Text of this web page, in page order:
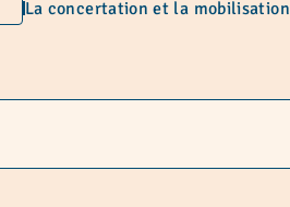
La concertation et la mobilisation